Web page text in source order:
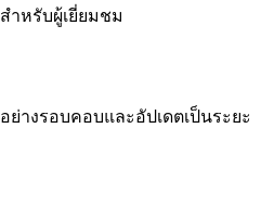
ำหรับผู้เยี่ยมชม
างรอบคอบและอัปเดตเป็นระยะ